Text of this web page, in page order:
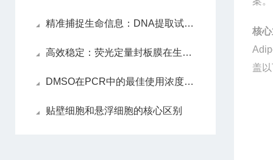
精准捕捉生命信息：DNA提取试剂盒解锁遗传密码的关键
高效稳定：荧光定量封板膜在生物实验中的应用
DMSO在PCR中的最佳使用浓度是多少？
贴壁细胞和悬浮细胞的核心区别
核
盖